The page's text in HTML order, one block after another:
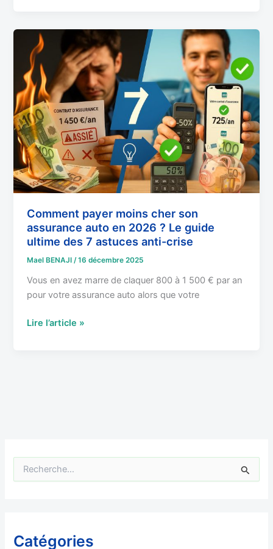
Comment payer moins cher son
assurance auto en 2026 ? Le guide
ultime des 7 astuces anti-crise
Mael BENAJI/16 décembre 2025
Vous en avez marre de claquer 800 à 1 500 € par an
pour votre assurance auto alors que votre
Comment
payer
moins
cher
son
assurance
auto
en
2026
?
Le
ultime
des
7
astuces
crise
Lire l’article »
e
c
Catégories